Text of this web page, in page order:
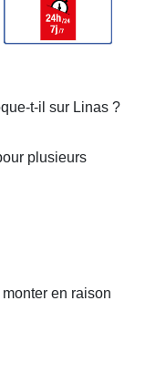
t-il sur Linas ?
plusieurs
en raison